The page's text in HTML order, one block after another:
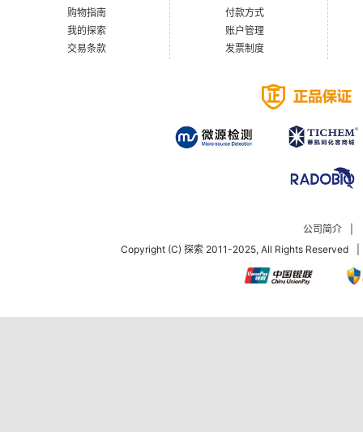
购物指南
我的探索
交易条款
付款方式
账户管理
发票制度
公司简介
Copyright (C) 探索 2011-2025, All Rights Reserved